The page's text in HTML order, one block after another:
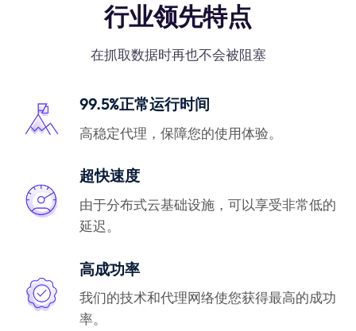
行业领先特点
在抓取数据时再也不会被阻塞
99.5%正常运行时间
高稳定代理，保障您的使用体验。
超快速度
由于分布式云基础设施，可以享受非常低的
延迟。
高成功率
我们的技术和代理网络使您获得最高的成功
率。